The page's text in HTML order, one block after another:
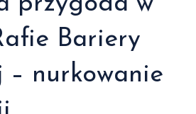
Bariery
– nurkowanie